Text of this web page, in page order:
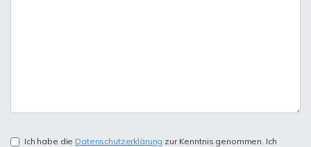
Ich habe die Datenschutzerklärung zur Kenntnis genommen. Ich